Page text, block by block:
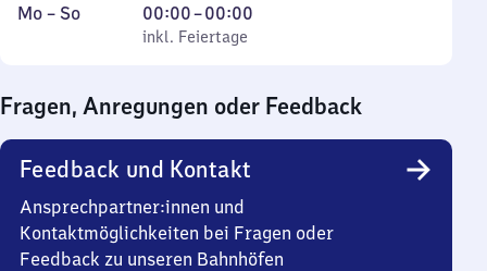
Montag
Mo – So,
inkl. Feiertage
00:00–00:00
Von
0
0
Uhr
inkl. Feiertage
Fragen, Anregungen oder Feedback
Feedback und Kontakt
Ansprechpartner:innen und
Kontaktmöglichkeiten bei Fragen oder
Feedback zu unseren Bahnhöfen